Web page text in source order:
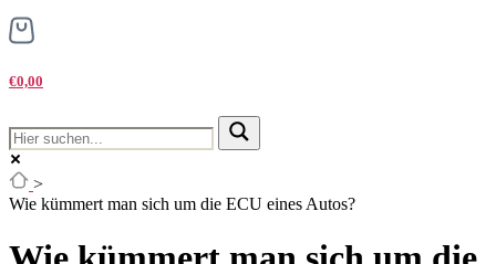
€0,00
>
Wie kümmert man sich um die ECU eines Autos?